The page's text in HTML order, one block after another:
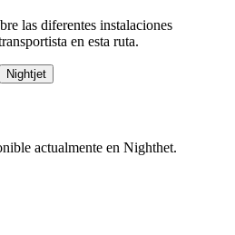
las diferentes instalaciones
en esta ruta.
Nightjet
actualmente en Nighthet.